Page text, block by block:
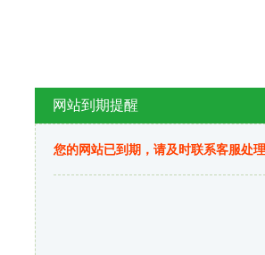
网站到期提醒
您的网站已到期，请及时联系客服处理